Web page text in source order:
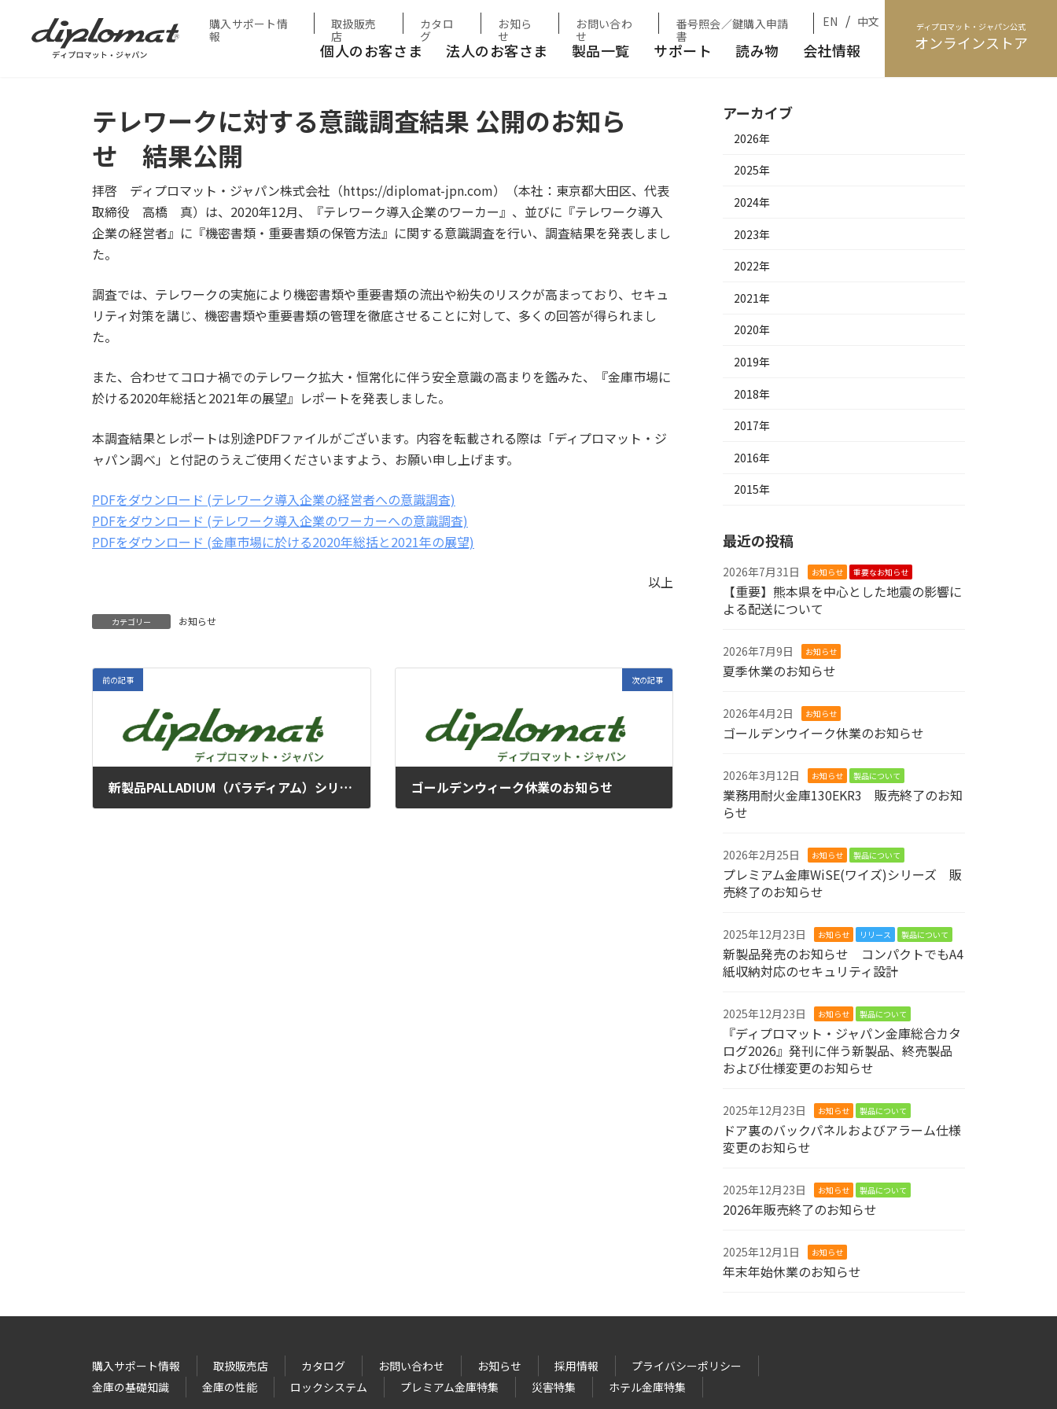
購入サポート情
報
取扱販売
店
カタロ
グ
お知ら
せ
お問い合わ
せ
番号照会／鍵購入申請
書
EN / 中文
個人のお客さま 法人のお客さま 製品一覧 サポート 読み物 会社情報
ディプロマット・ジャパン公式
オンラインストア
テレワークに対する意識調査結果 公開のお知らせ 結果公開
テレワークに対する意識調査結果 公開のお知ら
せ 結果公開
拝啓 ディプロマット・ジャパン株式会社（https://diplomat-jpn.com）（本社：東京都大田区、代表
取締役 高橋 真）は、2020年12月、『テレワーク導入企業のワーカー』、並びに『テレワーク導入
企業の経営者』に『機密書類・重要書類の保管方法』に関する意識調査を行い、調査結果を発表しまし
た。
調査では、テレワークの実施により機密書類や重要書類の流出や紛失のリスクが高まっており、セキュ
リティ対策を講じ、機密書類や重要書類の管理を徹底させることに対して、多くの回答が得られまし
た。
また、合わせてコロナ禍でのテレワーク拡大・恒常化に伴う安全意識の高まりを鑑みた、『金庫市場に
於ける2020年総括と2021年の展望』レポートを発表しました。
本調査結果とレポートは別途PDFファイルがございます。内容を転載される際は「ディプロマット・ジ
ャパン調べ」と付記のうえご使用くださいますよう、お願い申し上げます。
PDFをダウンロード (テレワーク導入企業の経営者への意識調査)
PDFをダウンロード (テレワーク導入企業のワーカーへの意識調査)
PDFをダウンロード (金庫市場に於ける2020年総括と2021年の展望)
以上
カテゴリー お知らせ
前の記事
新製品PALLADIUM（パラディアム）シリーズ発売のお知らせ
次の記事
ゴールデンウィーク休業のお知らせ
アーカイブ
2026年
2025年
2024年
2023年
2022年
2021年
2020年
2019年
2018年
2017年
2016年
2015年
最近の投稿
2026年7月31日 お知らせ 重要なお知らせ
【重要】熊本県を中心とした地震の影響に
よる配送について
2026年7月9日 お知らせ
夏季休業のお知らせ
2026年4月2日 お知らせ
ゴールデンウイーク休業のお知らせ
2026年3月12日 お知らせ 製品について
業務用耐火金庫130EKR3 販売終了のお知
らせ
2026年2月25日 お知らせ 製品について
プレミアム金庫WiSE(ワイズ)シリーズ 販
売終了のお知らせ
2025年12月23日 お知らせ リリース 製品について
新製品発売のお知らせ コンパクトでもA4
紙収納対応のセキュリティ設計
2025年12月23日 お知らせ 製品について
『ディプロマット・ジャパン金庫総合カタ
ログ2026』発刊に伴う新製品、終売製品
および仕様変更のお知らせ
2025年12月23日 お知らせ 製品について
ドア裏のバックパネルおよびアラーム仕様
変更のお知らせ
2025年12月23日 お知らせ 製品について
2026年販売終了のお知らせ
2025年12月1日 お知らせ
年末年始休業のお知らせ
購入サポート情報 取扱販売店 カタログ お問い合わせ お知らせ 採用情報
プライバシーポリシー
金庫の基礎知識
金庫の性能 ロックシステム プレミアム金庫特集 災害特集 ホテル金庫特集